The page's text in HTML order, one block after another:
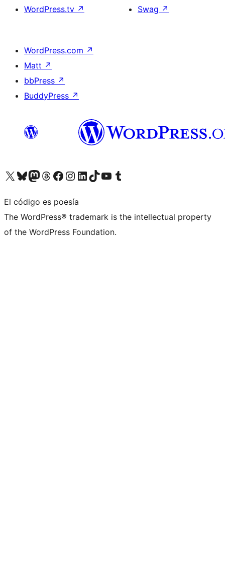
WordPress.tv ↗
Swag ↗
WordPress.com ↗
Matt ↗
bbPress ↗
BuddyPress ↗
Visita nuestra cuenta de X (anteriormente Twitter)
Visita nuestra cuenta de Bluesky
Visita nuestra cuenta de Mastodon
Visita nuestra cuenta de Threads
Visita nuestra página de Facebook
Visita nuestra cuenta de Instagram
Visita nuestra cuenta de LinkedIn
Visita nuestra cuenta de TikTok
Visita nuestro canal de YouTube
Visita nuestra cuenta de Tumblr
El código es poesía
The WordPress® trademark is the intellectual property
of the WordPress Foundation.